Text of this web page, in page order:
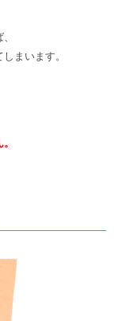
まいます。